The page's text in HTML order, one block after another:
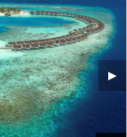
▶︎